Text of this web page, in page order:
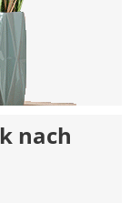
nach